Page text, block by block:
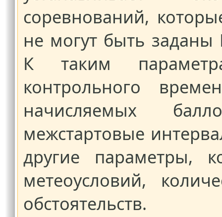
соревнований,
не могут быть заданы
К таким
контрольного
начисляемых
межстартовые
другие параметры,
метеоусловий,
обстоятельств.